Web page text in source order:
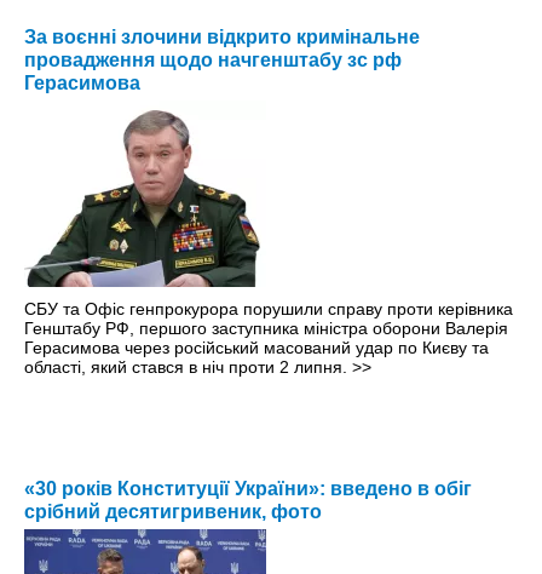
За воєнні злочини відкрито кримінальне
провадження щодо начгенштабу зс рф
Герасимова
СБУ та Офіс генпрокурора порушили справу проти керівника
Генштабу РФ, першого заступника міністра оборони Валерія
Герасимова через російський масований удар по Києву та
області, який стався в ніч проти 2 липня. >>
«30 років Конституції України»: введено в обіг
срібний десятигривеник, фото